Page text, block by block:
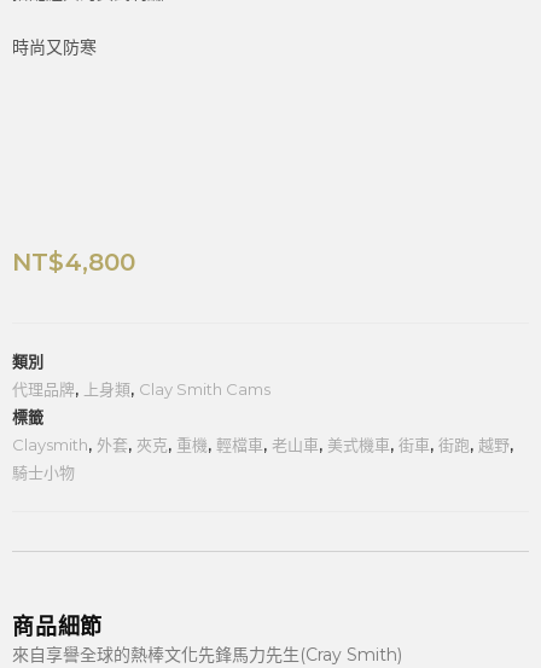
時尚又防寒
NT$4,800
類別
代理品牌, 上身類, Clay Smith Cams
標籤
Claysmith, 外套, 夾克, 重機, 輕檔車, 老山車, 美式機車, 街車, 街跑, 越野,
騎士小物
商品細節
來自享譽全球的熱棒文化先鋒馬力先生(Cray Smith)